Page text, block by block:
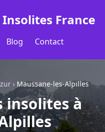
France
Blog Contact
› Maussane-les-Alpilles
insolites à